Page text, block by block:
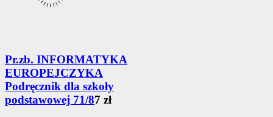
Pr.zb. INFORMATYKA
EUROPEJCZYKA
Podręcznik dla szkoły
podstawowej 71/87 zł